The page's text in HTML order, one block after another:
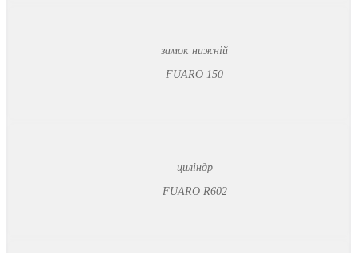
замок нижній
FUARO 150
циліндр
FUARO R602